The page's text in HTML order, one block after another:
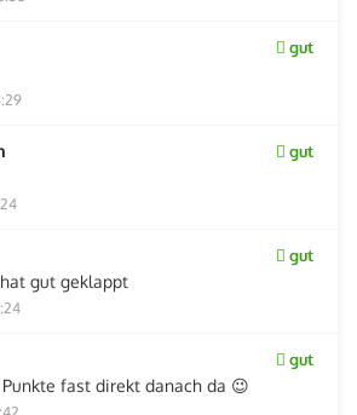
gut
gut
gut
gut geklappt
gut
fast direkt danach da 😉